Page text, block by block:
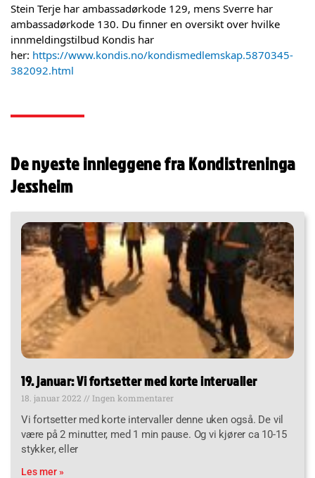
Stein Terje har ambassadørkode 129, mens Sverre har
ambassadørkode 130. Du finner en oversikt over hvilke
innmeldingstilbud Kondis har
her: https://www.kondis.no/kondismedlemskap.5870345-
382092.html
De nyeste innleggene fra Kondistreninga
Jessheim
19. januar: Vi fortsetter med korte intervaller
18. januar 2022 Ingen kommentarer
Vi fortsetter med korte intervaller denne uken også. De vil
være på 2 minutter, med 1 min pause. Og vi kjører ca 10-15
stykker, eller
Les mer »